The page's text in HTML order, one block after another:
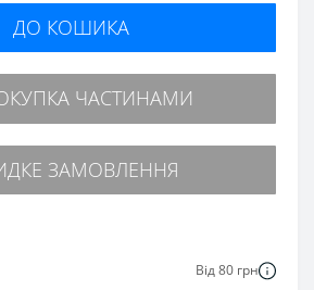
ДО КОШИКА
ЧАСТИНАМИ
ЗАМОВЛЕННЯ
Від 80 грн